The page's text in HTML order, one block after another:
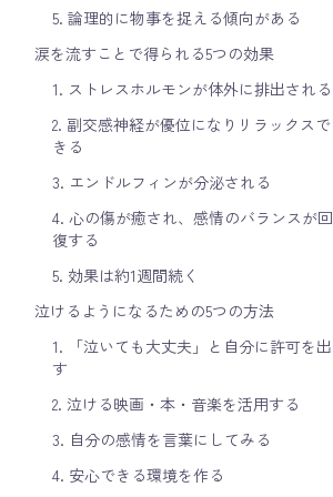
5. 論理的に物事を捉える傾向がある
涙を流すことで得られる5つの効果
1. ストレスホルモンが体外に排出される
2. 副交感神経が優位になりリラックスで
きる
3. エンドルフィンが分泌される
4. 心の傷が癒され、感情のバランスが回
復する
5. 効果は約1週間続く
泣けるようになるための5つの方法
1. 「泣いても大丈夫」と自分に許可を出
す
2. 泣ける映画・本・音楽を活用する
3. 自分の感情を言葉にしてみる
4. 安心できる環境を作る